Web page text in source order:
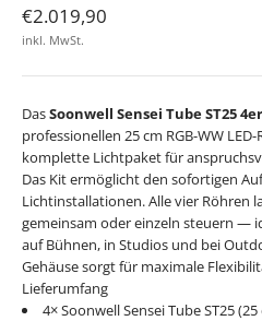
Angebot
€2.019,90
inkl. MwSt.
DasSoonwell Sensei Tube ST25
professionellen 25 cm RGB-WW
komplette Lichtpaket für
Das Kit ermöglicht den sofortigen
Lichtinstallationen. Alle vier Röhren
gemeinsam oder einzeln steuern —
auf Bühnen, in Studios und bei
Gehäuse sorgt für maximale
Lieferumfang
4× Soonwell Sensei Tube ST25 (25